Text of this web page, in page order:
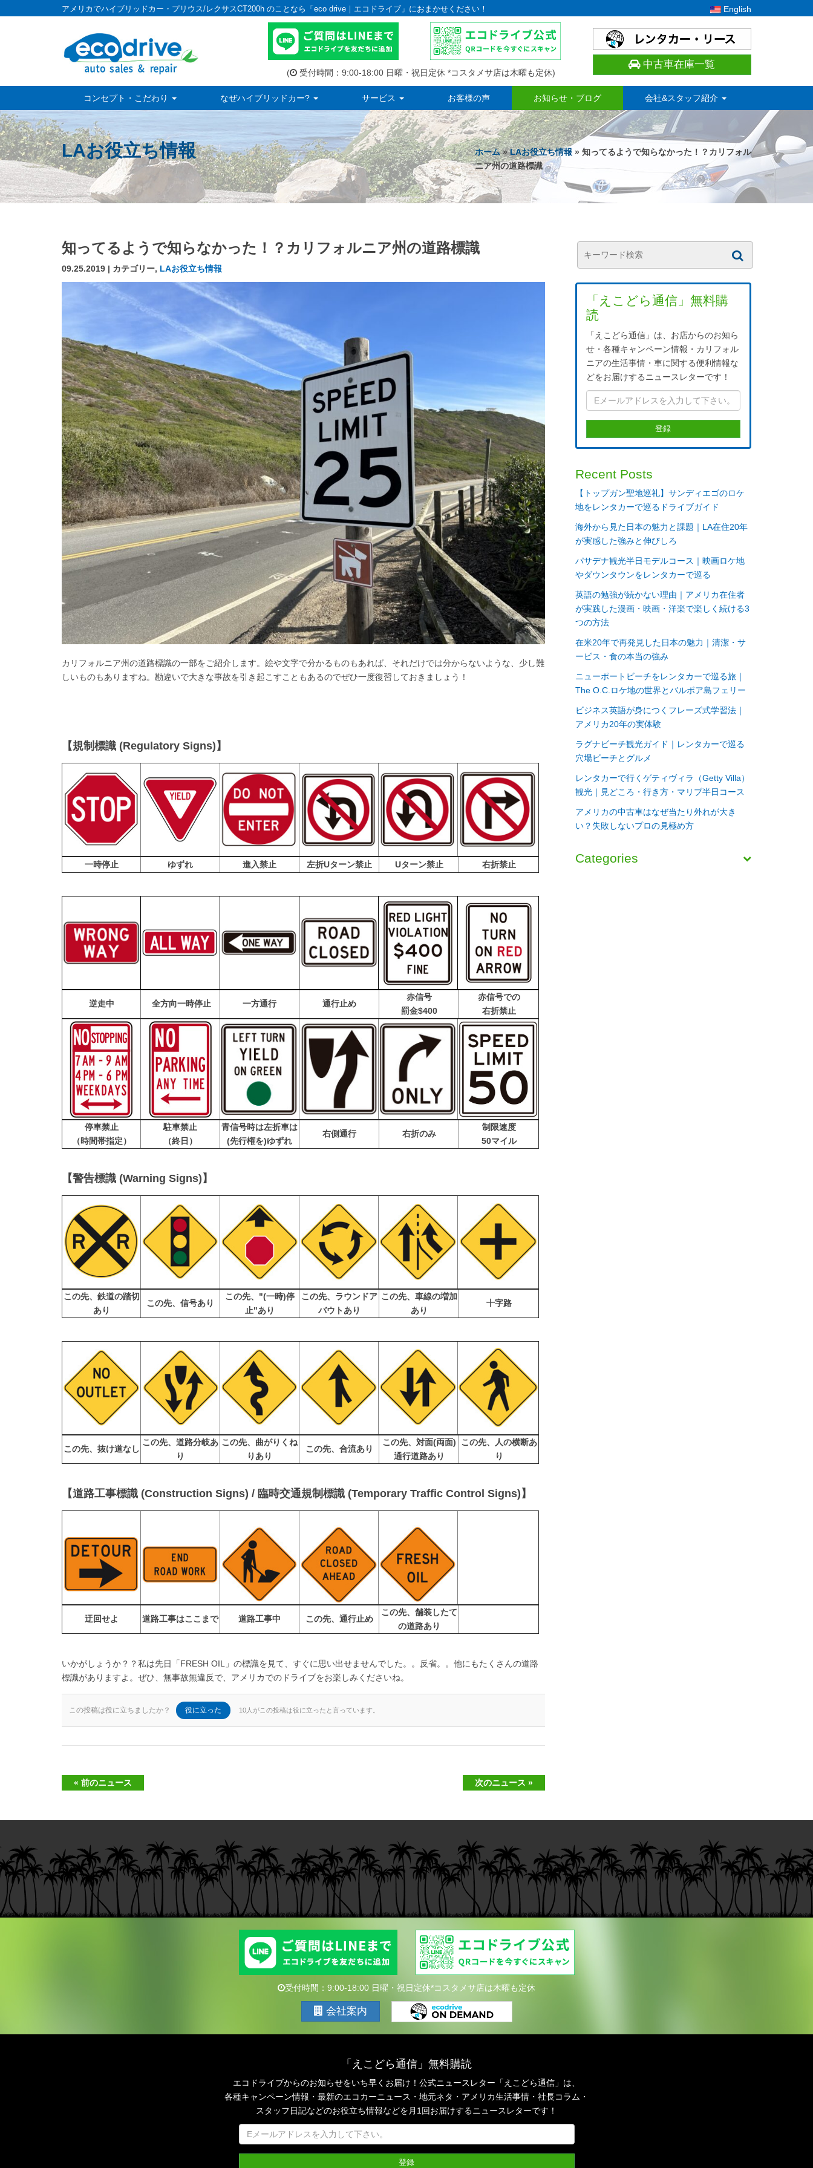
アメリカでハイブリッドカー・プリウス/レクサスCT200h のことなら「eco drive｜エコドライブ」におまかせください！ English
( 受付時間：9:00-18:00 日曜・祝日定休 *コスタメサ店は木曜も定休)
中古車在庫一覧
コンセプト・こだわり なぜハイブリッドカー? サービス お客様の声 お知らせ・ブログ 会社&スタッフ紹介
LAお役立ち情報 ホーム»LAお役立ち情報 » 知ってるようで知らなかった！？カリフォル
ニア州の道路標識
知ってるようで知らなかった！？カリフォルニア州の道路標識
09.25.2019 | カテゴリー, LAお役立ち情報
カリフォルニア州の道路標識の一部をご紹介します。絵や文字で分かるものもあれば、それだけでは分からないような、少し難
しいものもありますね。勘違いで大きな事故を引き起こすこともあるのでぜひ一度復習しておきましょう！
【規制標識 (Regulatory Signs)】
一時停止 ゆずれ 進入禁止 左折Uターン禁止 Uターン禁止 右折禁止
逆走中 全方向一時停止 一方通行 通行止め
赤信号
罰金$400
赤信号での
右折禁止
停車禁止
（時間帯指定）
駐車禁止
（終日）
青信号時は左折車は
(先行権を)ゆずれ
右側通行 右折のみ
制限速度
50マイル
【警告標識 (Warning Signs)】
この先、鉄道の踏切
あり
この先、信号あり
この先、"(一時)停
止"あり
この先、ラウンドア
バウトあり
この先、車線の増加
あり
十字路
この先、抜け道なし
この先、道路分岐あ
り
この先、曲がりくね
りあり
この先、合流あり
この先、対面(両面)
通行道路あり
この先、人の横断あ
り
【道路工事標識 (Construction Signs) / 臨時交通規制標識 (Temporary Traffic Control Signs)】
迂回せよ 道路工事はここまで 道路工事中 この先、通行止め
この先、舗装したて
の道路あり
いかがしょうか？？私は先日「FRESH OIL」の標識を見て、すぐに思い出せませんでした。。反省。。他にもたくさんの道路
標識がありますよ。ぜひ、無事故無違反で、アメリカでのドライブをお楽しみくださいね。
この投稿は役に立ちましたか？ 役に立った 10人がこの投稿は役に立ったと言っています。
« 前のニュース 次のニュース »
「えこどら通信」無料購
読
「えこどら通信」は、お店からのお知ら
せ・各種キャンペーン情報・カリフォル
ニアの生活事情・車に関する便利情報な
どをお届けするニュースレターです！
Recent Posts
【トップガン聖地巡礼】サンディエゴのロケ
地をレンタカーで巡るドライブガイド
海外から見た日本の魅力と課題｜LA在住20年
が実感した強みと伸びしろ
パサデナ観光半日モデルコース｜映画ロケ地
やダウンタウンをレンタカーで巡る
英語の勉強が続かない理由｜アメリカ在住者
が実践した漫画・映画・洋楽で楽しく続ける3
つの方法
在米20年で再発見した日本の魅力｜清潔・サ
ービス・食の本当の強み
ニューポートビーチをレンタカーで巡る旅｜
The O.C.ロケ地の世界とバルボア島フェリー
ビジネス英語が身につくフレーズ式学習法｜
アメリカ20年の実体験
ラグナビーチ観光ガイド｜レンタカーで巡る
穴場ビーチとグルメ
レンタカーで行くゲティヴィラ（Getty Villa）
観光｜見どころ・行き方・マリブ半日コース
アメリカの中古車はなぜ当たり外れが大き
い？失敗しないプロの見極め方
Categories
受付時間：9:00-18:00 日曜・祝日定休*コスタメサ店は木曜も定休
会社案内
「えこどら通信」無料購読
エコドライブからのお知らせをいち早くお届け！公式ニュースレター「えこどら通信」は、
各種キャンペーン情報・最新のエコカーニュース・地元ネタ・アメリカ生活事情・社長コラム・
スタッフ日記などのお役立ち情報などを月1回お届けするニュースレターです！